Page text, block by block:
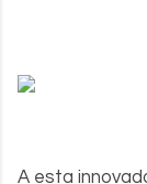
A esta